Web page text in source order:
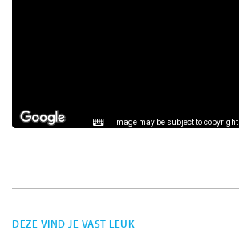
Image may be subject to copyright
DEZE VIND JE VAST LEUK